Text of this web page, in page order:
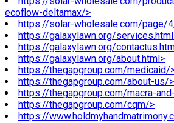
ecoflow-deltamax/>
https://solar-wholesale.com/page/
https://galaxylawn.org/
https://galaxylawn.org/
https://galaxylawn.org/about.html>
https://thegapgroup.com/medicaid/
https://thegapgroup.com/about-us/>
https://thegapgroup.com/macra-
https://thegapgroup.com/cqm/>
https://